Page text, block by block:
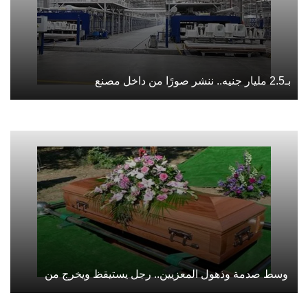
بـ2.5 مليار جنيه.. ننشر صورًا من داخل مصنع